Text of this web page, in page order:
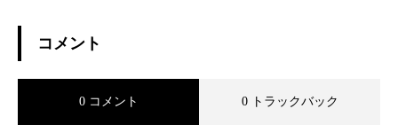
コメント
0 コメント 0 トラックバック